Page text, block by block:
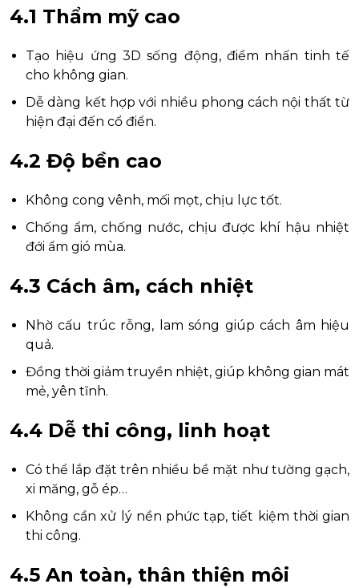
4.1 Thẩm mỹ cao
Tạo hiệu ứng 3D sống động, điểm nhấn tinh tế
cho không gian.
Dễ dàng kết hợp với nhiều phong cách nội thất từ
hiện đại đến cổ điển.
4.2 Độ bền cao
Không cong vênh, mối mọt, chịu lực tốt.
Chống ẩm, chống nước, chịu được khí hậu nhiệt
đới ẩm gió mùa.
4.3 Cách âm, cách nhiệt
Nhờ cấu trúc rỗng, lam sóng giúp cách âm hiệu
quả.
Đồng thời giảm truyền nhiệt, giúp không gian mát
mẻ, yên tĩnh.
4.4 Dễ thi công, linh hoạt
Có thể lắp đặt trên nhiều bề mặt như tường gạch,
xi măng, gỗ ép…
Không cần xử lý nền phức tạp, tiết kiệm thời gian
thi công.
4.5 An toàn, thân thiện môi